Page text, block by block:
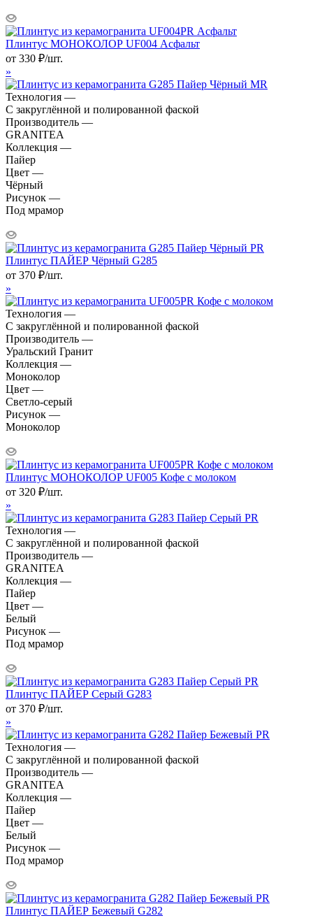
Плинтус МОНОКОЛОР UF004 Асфальт
от 330 ₽/шт.
»
Технология —
С закруглённой и полированной фаской
Производитель —
GRANITEA
Коллекция —
Пайер
Цвет —
Чёрный
Рисунок —
Под мрамор
Плинтус ПАЙЕР Чёрный G285
от 370 ₽/шт.
»
Технология —
С закруглённой и полированной фаской
Производитель —
Уральский Гранит
Коллекция —
Моноколор
Цвет —
Светло-серый
Рисунок —
Моноколор
Плинтус МОНОКОЛОР UF005 Кофе с молоком
от 320 ₽/шт.
»
Технология —
С закруглённой и полированной фаской
Производитель —
GRANITEA
Коллекция —
Пайер
Цвет —
Белый
Рисунок —
Под мрамор
Плинтус ПАЙЕР Серый G283
от 370 ₽/шт.
»
Технология —
С закруглённой и полированной фаской
Производитель —
GRANITEA
Коллекция —
Пайер
Цвет —
Белый
Рисунок —
Под мрамор
Плинтус ПАЙЕР Бежевый G282